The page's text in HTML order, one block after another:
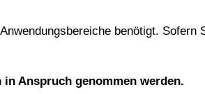
benötigt. Sofern
Anspruch genommen werden.